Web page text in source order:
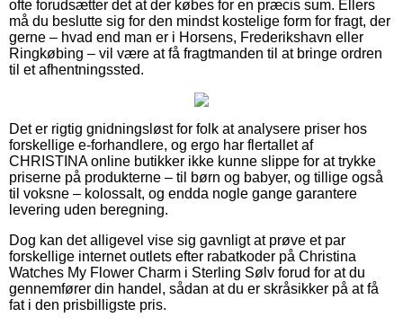
ofte forudsætter det at der købes for en præcis sum. Ellers
må du beslutte sig for den mindst kostelige form for fragt, der
gerne – hvad end man er i Horsens, Frederikshavn eller
Ringkøbing – vil være at få fragtmanden til at bringe ordren
til et afhentningssted.
Det er rigtig gnidningsløst for folk at analysere priser hos
forskellige e-forhandlere, og ergo har flertallet af
CHRISTINA online butikker ikke kunne slippe for at trykke
priserne på produkterne – til børn og babyer, og tillige også
til voksne – kolossalt, og endda nogle gange garantere
levering uden beregning.
Dog kan det alligevel vise sig gavnligt at prøve et par
forskellige internet outlets efter rabatkoder på Christina
Watches My Flower Charm i Sterling Sølv forud for at du
gennemfører din handel, sådan at du er skråsikker på at få
fat i den prisbilligste pris.